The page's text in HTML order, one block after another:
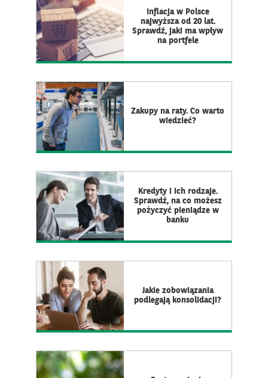
Inflacja w Polsce
najwyższa od 20 lat.
Sprawdź, jaki ma wpływ
na portfele
Zakupy na raty. Co warto
wiedzieć?
Kredyty i ich rodzaje.
Sprawdź, na co możesz
pożyczyć pieniądze w
banku
Jakie zobowiązania
podlegają konsolidacji?